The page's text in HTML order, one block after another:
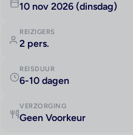
10 nov 2026 (dinsdag)
REIZIGERS
2 pers.
REISDUUR
6-10 dagen
VERZORGING
Geen Voorkeur